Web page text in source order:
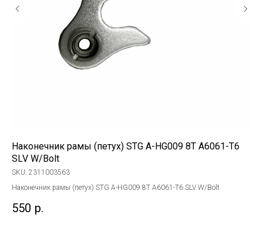
Наконечник рамы (петух) STG A-HG009 8T A6061-T6
SLV W/Bolt
SKU: 2311003563
Наконечник рамы (петух) STG A-HG009 8T A6061-T6 SLV W/Bolt
550 р.